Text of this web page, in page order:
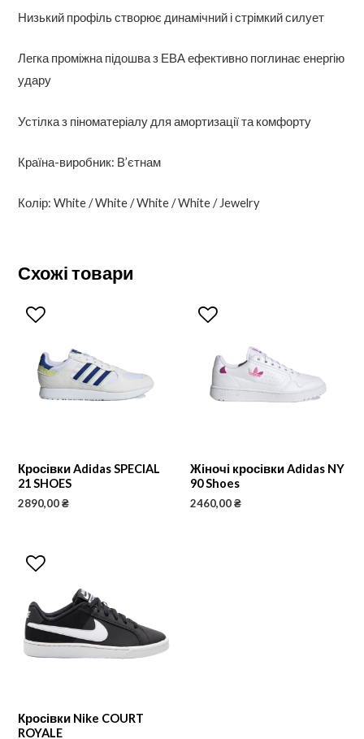
Низький профіль створює динамічний і стрімкий силует
Легка проміжна підошва з ЕВА ефективно поглинає енергію
удару
Устілка з піноматеріалу для амортизації та комфорту
Країна-виробник: В’єтнам
Колір: White / White / White / White / Jewelry
Схожі товари
Кросівки Adidas SPECIAL
21 SHOES
2890,00₴
Жіночі кросівки Adidas NY
90 Shoes
2460,00₴
Кросівки Nike COURT
ROYALE